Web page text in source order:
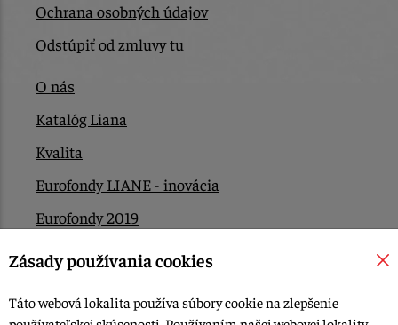
Ochrana osobných údajov
Odstúpiť od zmluvy tu
O nás
Katalóg Liana
Kvalita
Eurofondy LIANE - inovácia
Eurofondy 2019
Eurofondy 2022/2023
Kontakt
Zásady používania cookies
Táto webová lokalita používa súbory cookie na zlepšenie